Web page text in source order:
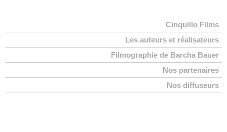
Cinquillo Films
Les auteurs et réalisateurs
Filmographie de Barcha Bauer
Nos partenaires
Nos diffuseurs